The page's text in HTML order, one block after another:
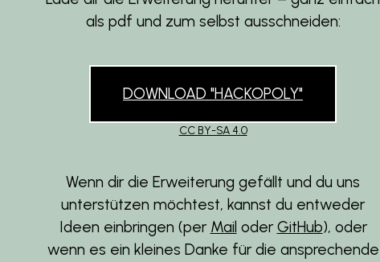
als pdf und zum selbst ausschneiden:
DOWNLOAD "HACKOPOLY"
CC BY-SA 4.0
Wenn dir die Erweiterung gefällt und du uns
unterstützen möchtest, kannst du entweder
Ideen einbringen (per Mail oder GitHub), oder
wenn es ein kleines Danke für die ansprechende